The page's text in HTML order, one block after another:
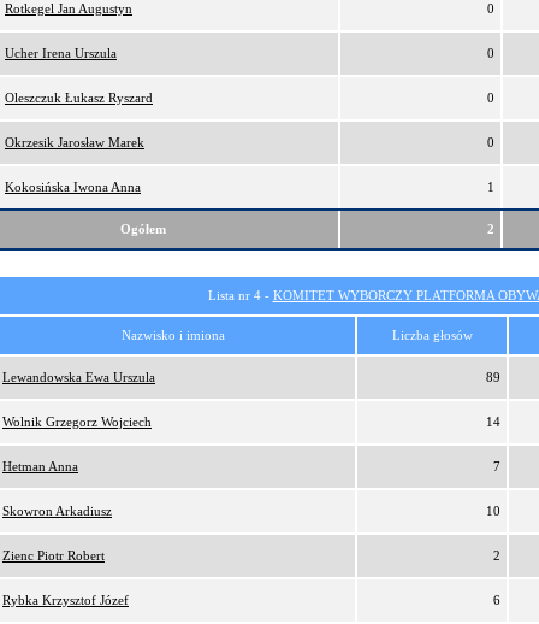
Rotkegel Jan Augustyn 0
Ucher Irena Urszula 0
Oleszczuk Łukasz Ryszard 0
Okrzesik Jarosław Marek 0
Kokosińska Iwona Anna 1
Ogółem 2
Lista nr 4 - KOMITET WYBORCZY PLATFORMA
Nazwisko i imiona Liczba głosów
Lewandowska Ewa Urszula 89
Wolnik Grzegorz Wojciech 14
Hetman Anna 7
Skowron Arkadiusz 10
Zienc Piotr Robert 2
Rybka Krzysztof Józef 6